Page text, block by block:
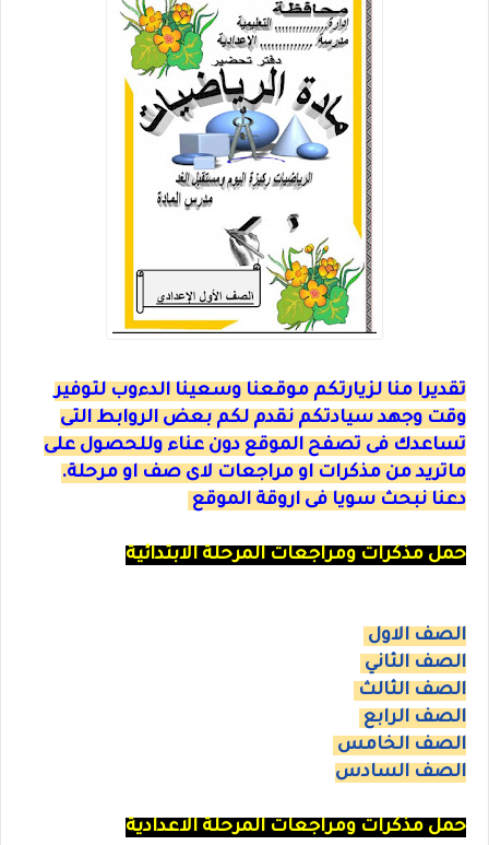
تقديرا منا لزيارتكم موقعنا وسعينا الدءوب لتوفير
وقت وجهد سيادتكم نقدم لكم بعض الروابط التى
تساعدك فى تصفح الموقع دون عناء وللحصول على
ماتريد من مذكرات او مراجعات لاى صف او مرحلة.
دعنا نبحث سويا فى اروقة الموقع
حمل مذكرات ومراجعات المرحلة الابتدائية
الصف الاول
الصف الثاني
الصف الثالث
الصف الرابع
الصف الخامس
الصف السادس
حمل مذكرات ومراجعات المرحلة الاعدادية